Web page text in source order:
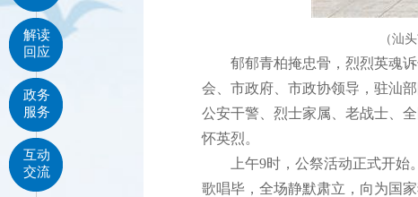
（汕
郁郁青柏掩忠骨，烈烈英魂诉
会、市政府、市政协领导，驻汕
公安干警、烈士家属、老战士、
怀英烈。
上午9时，公祭活动正式开始。
歌唱毕，全场静默肃立，向为国
解读
回应
政务
服务
互动
交流